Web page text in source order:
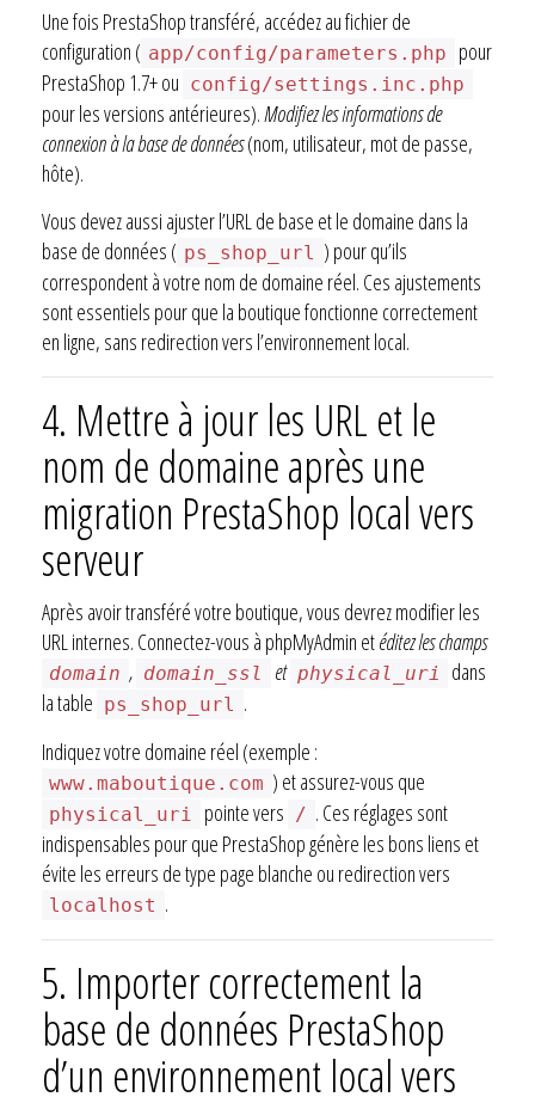
Une fois PrestaShop transféré, accédez au fichier de
configuration ( app/config/parameters.php
pour
PrestaShop 1.7+ ou config/settings.inc.php
pour les versions antérieures).Modifiez les informations de
connexion à la base de données(nom, utilisateur, mot de passe,
hôte).
Vous devez aussi ajuster l’URL de base et le domaine dans la
base de données ( ps_shop_url ) pour qu’ils
correspondent à votre nom de domaine réel. Ces ajustements
sont essentiels pour que la boutique fonctionne correctement
en ligne, sans redirection vers l’environnement local.
4. Mettre à jour les URL et le
nom de domaine après une
migration PrestaShop local vers
serveur
Après avoir transféré votre boutique, vous devrez modifier les
URL internes. Connectez-vous à phpMyAdmin etéditez les champs
domain , domain_ssl et physical_uri
dans
la table ps_shop_url
.
Indiquez votre domaine réel (exemple :
www.maboutique.com ) et assurez-vous que
physical_uri pointe vers / . Ces réglages sont
indispensables pour que PrestaShop génère les bons liens et
évite les erreurs de type page blanche ou redirection vers
localhost .
5. Importer correctement la
base de données PrestaShop
d’un environnement local vers